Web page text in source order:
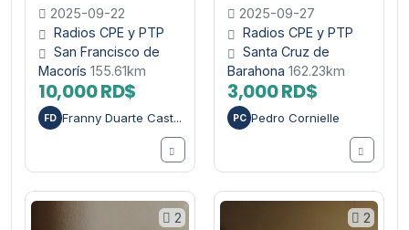
2025-09-22
Radios CPE y PTP
San Francisco de
Macorís 155.61km
10,000 RD$
FD Franny Duarte Cast...
2025-09-27
Radios CPE y PTP
Santa Cruz de
Barahona 162.23km
3,000 RD$
PC Pedro Cornielle
2 2